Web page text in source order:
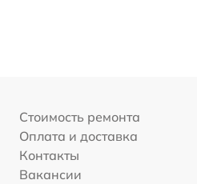
Стоимость ремонта
Оплата и доставка
Контакты
Вакансии